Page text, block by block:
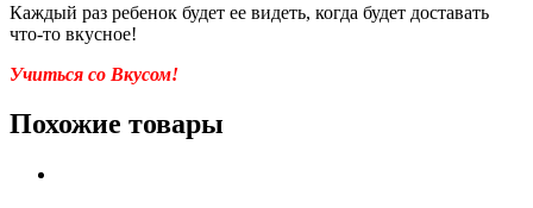
Каждый раз ребенок будет ее видеть, когда будет доставать
что-то вкусное!
Учиться со Вкусом!
Похожие товары